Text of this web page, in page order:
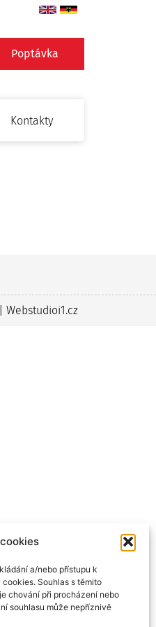
a/nebo přístupu k
Souhlas s těmito
chování při procházení nebo
souhlasu může nepříznivě
Poptávka
Kontakty
Webstudioi1.cz